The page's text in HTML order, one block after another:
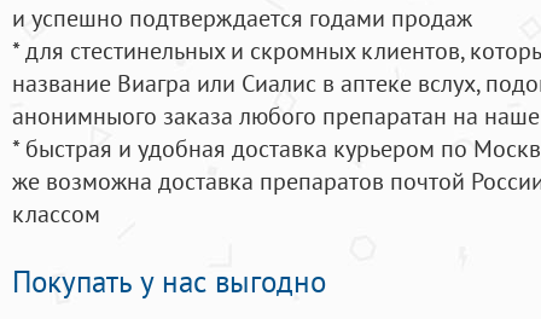
и успешно подтверждается годами продаж
* для стестинельных и скромных клиентов,
название Виагра или Сиалис в аптеке вслух,
анонимныого заказа любого препаратан на
* быстрая и удобная доставка курьером по
же возможна доставка препаратов почтой
классом
Покупать у нас выгодно